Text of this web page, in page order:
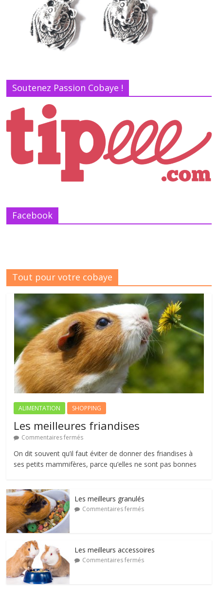
Soutenez Passion Cobaye !
Facebook
Tout pour votre cobaye
ALIMENTATION SHOPPING
Les meilleures friandises
Commentaires fermés
On dit souvent qu’il faut éviter de donner des friandises à
ses petits mammifères, parce qu’elles ne sont pas bonnes
Les meilleurs granulés
Commentaires fermés
Les meilleurs accessoires
Commentaires fermés